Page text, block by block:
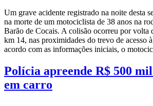
Um grave acidente registrado na noite desta
na morte de um motociclista de 38 anos na
Barão de Cocais. A colisão ocorreu por volta
km 14, nas proximidades do trevo de acesso
acordo com as informações iniciais, o
Polícia apreende R$ 500
em carro